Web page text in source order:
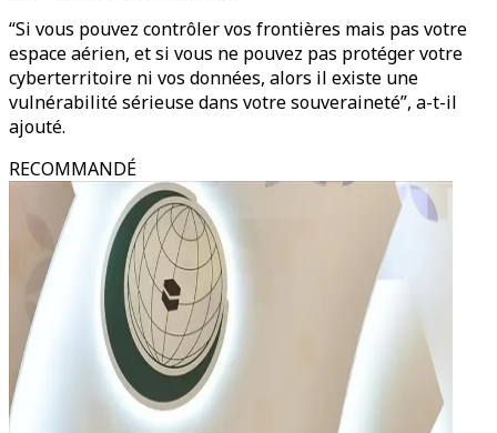
“Si vous pouvez contrôler vos frontières mais pas votre
espace aérien, et si vous ne pouvez pas protéger votre
cyberterritoire ni vos données, alors il existe une
vulnérabilité sérieuse dans votre souveraineté”, a-t-il
ajouté.
RECOMMANDÉ